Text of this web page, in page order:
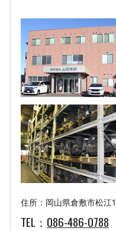
住所：岡山県倉敷市松江
TEL： 086-486-0788